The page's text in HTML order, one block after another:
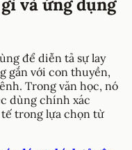
để diễn tả sự lay
gắn với con thuyền,
Trong văn học, nó
dùng chính xác
trong lựa chọn từ